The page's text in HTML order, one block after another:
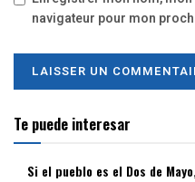
navigateur pour mon
Te puede interesar
Si el pueblo es el Dos de